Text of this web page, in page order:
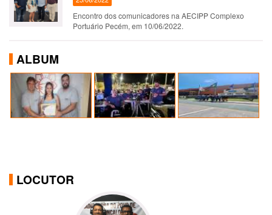
Encontro dos comunicadores na AECIPP Complexo
Portuário Pecém, em 10/06/2022.
ALBUM
LOCUTOR